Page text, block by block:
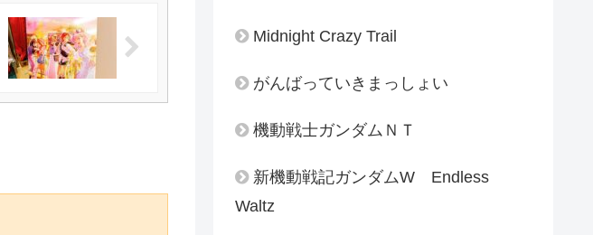
Midnight Crazy Trail
がんばっていきまっしょい
機動戦士ガンダムＮＴ
新機動戦記ガンダムW Endless
Waltz